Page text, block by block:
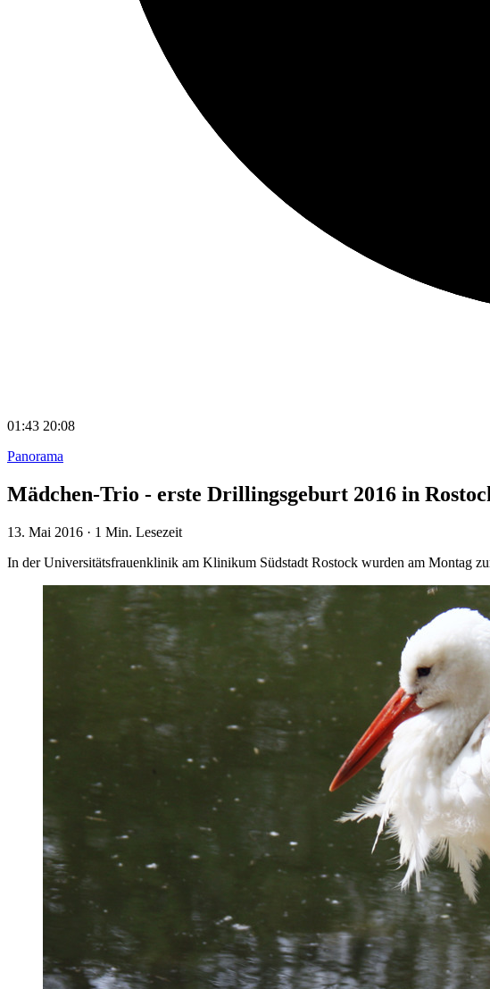
01:43 20:08
Panorama
Mädchen-Trio - erste Drillingsgeburt 2016 in
13. Mai 2016 · 1 Min. Lesezeit
In der Universitätsfrauenklinik am Klinikum Südstadt Rostock wurden am Montag